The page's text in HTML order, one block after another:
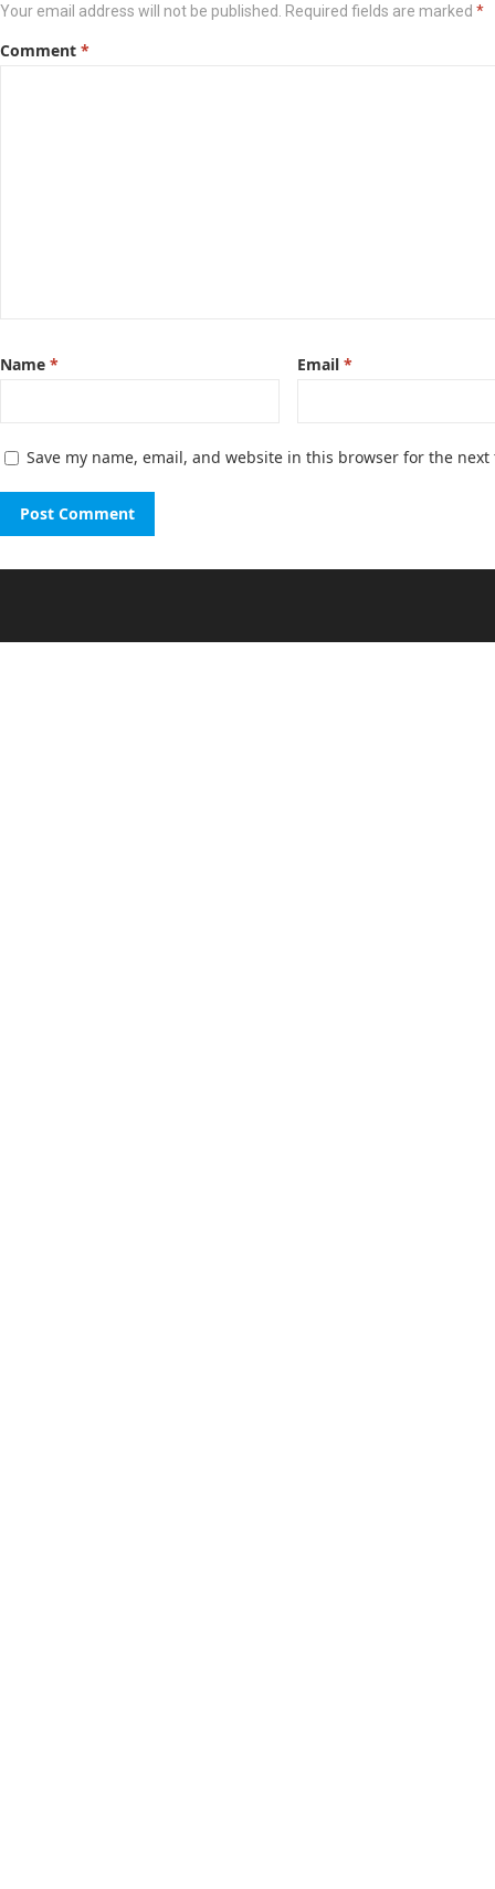
Your email address will not be published. Required fields are marked *
Comment *
Name * Email *
Save my name, email, and website in this browser for the